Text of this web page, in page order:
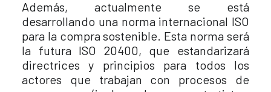
Además, actualmente se está
desarrollando una norma internacional ISO
para la compra sostenible. Esta norma será
la futura ISO 20400, que estandarizará
directrices y principios para todos los
actores que trabajan con procesos de